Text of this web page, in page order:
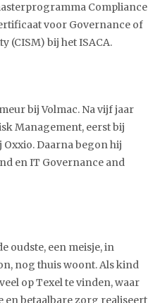
Compliance
voor Governance of
(CISM) bij het ISACA.
bij Volmac. Na vijf jaar
Management, eerst bij
Daarna begon hij
en IT Governance and
oudste, een meisje, in
nog thuis woont. Als kind
op Texel te vinden, waar
en betaalbare zorg realiseert